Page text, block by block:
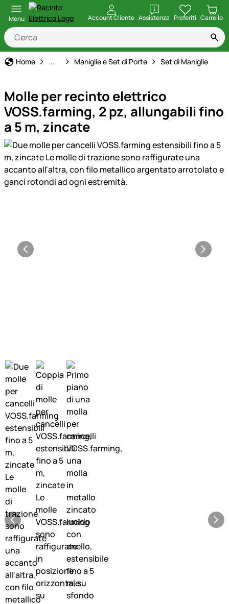
Menu Account Cliente Assistenza
apri Preferiti Carrello
Home Recinto Elettrico
... Maniglie e Set di Porte Set di Maniglie
Molle per recinto elettrico
VOSS.farming, 2 pz, allungabili fino
a 5 m, zincate
Galleria prodotti